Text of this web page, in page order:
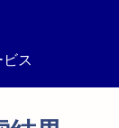
ス